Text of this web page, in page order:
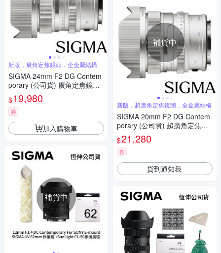
新版，廣角定焦鏡頭，全金屬結構
SIGMA 24mm F2 DG Contem
porary (公司貨) 廣角定焦鏡頭
全片幅無反微單眼鏡頭 i系列
$19,980
券
加入購物車
補貨中
補貨中
新版，超廣角定焦鏡頭，全金屬結構
SIGMA 20mm F2 DG Contem
porary (公司貨) 超廣角定焦鏡
頭 全片幅無反微單眼鏡頭 i系列
$21,280
券
貨到通知我